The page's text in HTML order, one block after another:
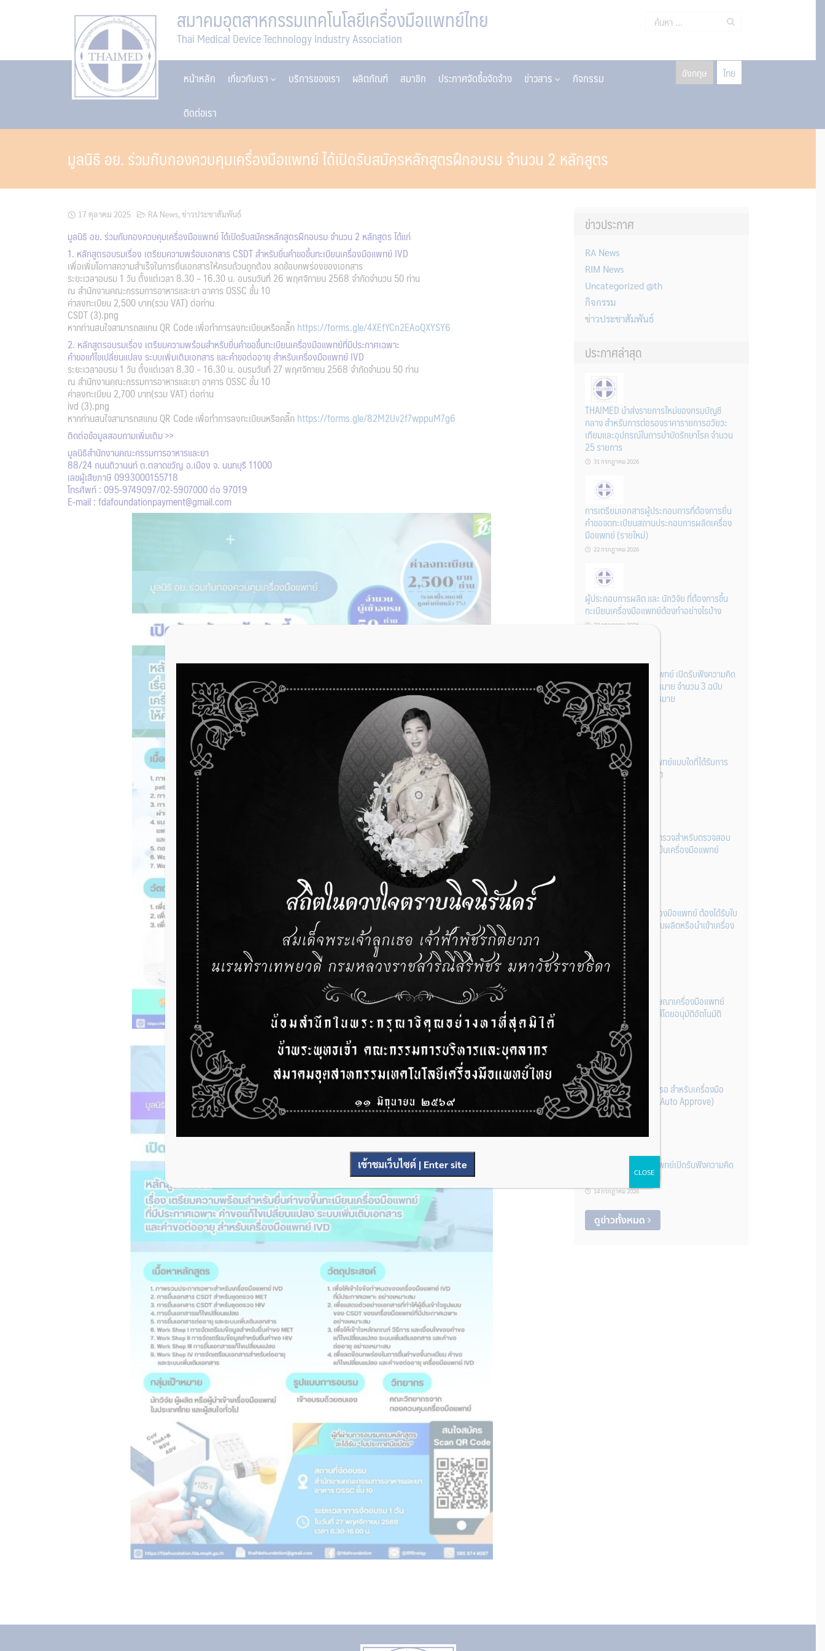
สมาคมอุตสาหกรรมเทคโนโลยีเครื่องมือแพทย์ไทย
Thai Medical Device Technology Industry Association
ค้นหา
หน้าหลัก เกี่ยวกับเรา บริการของเรา ผลิตภัณฑ์ สมาชิก ประกาศจัดซื้อจัดจ้าง ข่าวสาร
กิจกรรม
ติดต่อเรา
อังกฤษ ไทย
มูลนิธิ อย. ร่วมกับกองควบคุมเครื่องมือแพทย์ ได้เปิดรับสมัครหลักสูตรฝึกอบรม จำนวน 2 หลักสูตร
17 ตุลาคม 2025 RA News, ข่าวประชาสัมพันธ์
มูลนิธิ อย. ร่วมกับกองควบคุมเครื่องมือแพทย์ ได้เปิดรับสมัครหลักสูตรฝึกอบรม จำนวน 2 หลักสูตร ได้แก่
1. หลักสูตรอบรมเรื่อง เตรียมความพร้อมเอกสาร CSDT สำหรับยื่นคำขอขึ้นทะเบียนเครื่องมือแพทย์ IVD
เพื่อเพิ่มโอกาสความสำเร็จในการยื่นเอกสารให้ครบถ้วนถูกต้อง ลดข้อบกพร่องของเอกสาร
ระยะเวลาอบรม 1 วัน ตั้งแต่เวลา 8.30 – 16.30 น. อบรมวันที่ 26 พฤศจิกายน 2568 จำกัดจำนวน 50 ท่าน
ณ สำนักงานคณะกรรมการอาหารและยา อาคาร OSSC ชั้น 10
ค่าลงทะเบียน 2,500 บาท(รวม VAT) ต่อท่าน
CSDT (3).png
หากท่านสนใจสามารถสแกน QR Code เพื่อทำการลงทะเบียนหรือคลิ๊กhttps://forms.gle/4XEfYCn2EAoQXYSY6
2. หลักสูตรอบรมเรื่อง เตรียมความพร้อมสำหรับยื่นคำขอขึ้นทะเบียนเครื่องมือแพทย์ที่มีประกาศเฉพาะ
คำขอแก้ไขเปลี่ยนแปลง ระบบเพิ่มเติมเอกสาร และคำขอต่ออายุ สำหรับเครื่องมือแพทย์ IVD
ระยะเวลาอบรม 1 วัน ตั้งแต่เวลา 8.30 – 16.30 น. อบรมวันที่ 27 พฤศจิกายน 2568 จำกัดจำนวน 50 ท่าน
ณ สำนักงานคณะกรรมการอาหารและยา อาคาร OSSC ชั้น 10
ค่าลงทะเบียน 2,700 บาท(รวม VAT) ต่อท่าน
ivd (3).png
หากท่านสนใจสามารถสแกน QR Code เพื่อทำการลงทะเบียนหรือคลิ๊กhttps://forms.gle/82M2Uv2f7wppuM7g6
ติดต่อข้อมูลสอบถามเพิ่มเติม >>
มูลนิธิสำนักงานคณะกรรมการอาหารและยา
88/24 ถนนติวานนท์ ต.ตลาดขวัญ อ.เมือง จ. นนทบุรี 11000
เลขผู้เสียภาษี 0993000155718
โทรศัพท์ : 095-9749097/02-5907000 ต่อ 97019
E-mail : fdafoundationpayment@gmail.com
ข่าวประกาศ
RA News
RIM News
Uncategorized @th
กิจกรรม
ข่าวประชาสัมพันธ์
ประกาศล่าสุด
THAIMED นำส่งรายการใหม่ของกรมบัญชี
กลาง สำหรับการต่อรองราคารายการอวัยวะ
เทียมและอุปกรณ์ในการบำบัดรักษาโรค จำนวน
25 รายการ
31 กรกฎาคม 2026
การเตรียมเอกสารผู้ประกอบการที่ต้องการยื่น
คำขอจดทะเบียนสถานประกอบการผลิตเครื่อง
มือแพทย์ (รายใหม่)
22 กรกฎาคม 2026
ผู้ประกอบการผลิต และ นักวิจัย ที่ต้องการขึ้น
ทะเบียนเครื่องมือแพทย์ต้องทำอย่างไรบ้าง
22 กรกฎาคม 2026
กองควบคุมเครื่องมือแพทย์ เปิดรับฟังความคิด
เห็นหลักการยกร่างกฎหมาย จำนวน 3 ฉบับ
ผ่านระบบกลางทางกฎหมาย
22 กรกฎาคม 2026
การโฆษณาเครื่องมือแพทย์แบบใดที่ได้รับการ
ยกเว้นไม่ต้องขออนุญาต
14 กรกฎาคม 2026
รู้หรือไม่? ผลิตภัณฑ์ชุดตรวจสําหรับตรวจสอบ
การปนเปื้อนแบบใดจัดเป็นเครื่องมือแพทย์
14 กรกฎาคม 2026
การนำเข้าหรือผลิตเครื่องมือแพทย์ ต้องได้รับใบ
จดทะเบียนสถานประกอบผลิตหรือนำเข้าเครื่อง
มือแพทย์ก่อนเท่านั้น
14 กรกฎาคม 2026
ระบบการขออนุญาตโฆษณาเครื่องมือแพทย์
ผ่านระบบอิเล็กทรอนิกส์โดยอนุมัติอัตโนมัติ
(Auto-approve)
14 กรกฎาคม 2026
ยื่นง่าย อนุมัติไว ไม่ต้องรอ สำหรับเครื่องมือ
แพทย์จดแจ้ง (Class 1-Auto Approve)
14 กรกฎาคม 2026
กองควบคุมเครื่องมือแพทย์เปิดรับฟังความคิด
เห็นร่างประกาศฯ
14 กรกฎาคม 2026
ดูข่าวทั้งหมด
เข้าชมเว็บไซต์ | Enter site
CLOSE